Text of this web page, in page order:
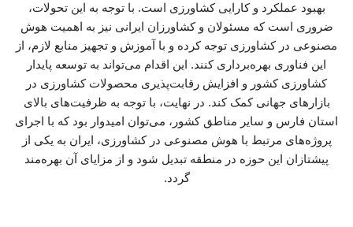
بهبود عملکرد و کارایی کشاورزی است. با توجه به این تحولات،
ضروری است که مسئولان و کشاورزان ایرانی نیز به اهمیت هوش
مصنوعی در کشاورزی توجه کرده و با آموزش و تجهیز منابع لازم، از
این فناوری بهره‌برداری کنند. این اقدام می‌تواند به توسعه پایدار
کشاورزی کشور و افزایش رقابت‌پذیری محصولات کشاورزی در
بازارهای جهانی کمک کند. در نهایت، با توجه به ظرفیت‌های بالای
استان فارس و سایر مناطق کشور، می‌توان امیدوار بود که با اجرای
پروژه‌های مرتبط با هوش مصنوعی در کشاورزی، ایران به یکی از
پیشتازان این حوزه در منطقه تبدیل شود و از مزایای آن بهره‌مند
گردد.